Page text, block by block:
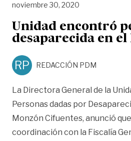
noviembre 30, 2020
Unidad encontró
desaparecida en el
RP REDACCIÓN PDM
La Directora General de la
Personas dadas por
Monzón Cifuentes, anunció
coordinación con la Fiscalía